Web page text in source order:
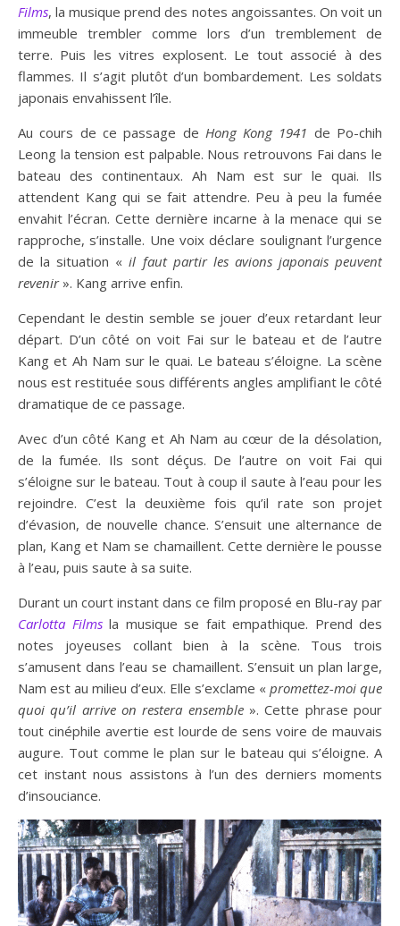
Films, la musique prend des notes angoissantes. On voit un
immeuble trembler comme lors d’un tremblement de
terre. Puis les vitres explosent. Le tout associé à des
flammes. Il s’agit plutôt d’un bombardement. Les soldats
japonais envahissent l’île.
Au cours de ce passage de Hong Kong 1941 de Po-chih
Leong la tension est palpable. Nous retrouvons Fai dans le
bateau des continentaux. Ah Nam est sur le quai. Ils
attendent Kang qui se fait attendre. Peu à peu la fumée
envahit l’écran. Cette dernière incarne à la menace qui se
rapproche, s’installe. Une voix déclare soulignant l’urgence
de la situation « il faut partir les avions japonais peuvent
revenir ». Kang arrive enfin.
Cependant le destin semble se jouer d’eux retardant leur
départ. D’un côté on voit Fai sur le bateau et de l’autre
Kang et Ah Nam sur le quai. Le bateau s’éloigne. La scène
nous est restituée sous différents angles amplifiant le côté
dramatique de ce passage.
Avec d’un côté Kang et Ah Nam au cœur de la désolation,
de la fumée. Ils sont déçus. De l’autre on voit Fai qui
s’éloigne sur le bateau. Tout à coup il saute à l’eau pour les
rejoindre. C’est la deuxième fois qu’il rate son projet
d’évasion, de nouvelle chance. S’ensuit une alternance de
plan, Kang et Nam se chamaillent. Cette dernière le pousse
à l’eau, puis saute à sa suite.
Durant un court instant dans ce film proposé en Blu-ray par
Carlotta Filmsla musique se fait empathique. Prend des
notes joyeuses collant bien à la scène. Tous trois
s’amusent dans l’eau se chamaillent. S’ensuit un plan large,
Nam est au milieu d’eux. Elle s’exclame « promettez-moi que
quoi qu’il arrive on restera ensemble». Cette phrase pour
tout cinéphile avertie est lourde de sens voire de mauvais
augure. Tout comme le plan sur le bateau qui s’éloigne. A
cet instant nous assistons à l’un des derniers moments
d’insouciance.